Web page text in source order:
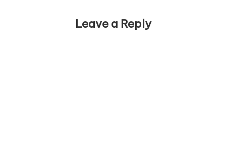
Leave a Reply